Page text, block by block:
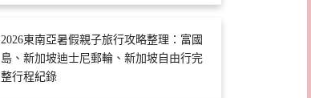
2026東南亞暑假親子旅行攻略整理：富國
島、新加坡迪士尼郵輪、新加坡自由行完
整行程紀錄